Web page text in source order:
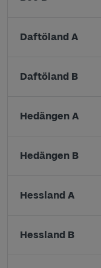
Daftöland A
Daftöland B
Hedängen A
Hedängen B
Hessland A
Hessland B